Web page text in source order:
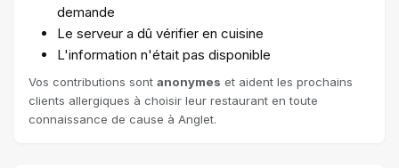
demande
Le serveur a dû vérifier en cuisine
L'information n'était pas disponible
Vos contributions sont anonymes et aident les prochains
clients allergiques à choisir leur restaurant en toute
connaissance de cause à Anglet.